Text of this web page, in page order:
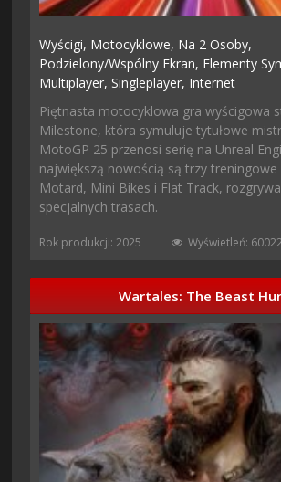
Wyścigi, Motocyklowe, Na 2 Osoby,
Podzielony/wspólny Ekran, Elementy
Multiplayer,Singleplayer, Internet
Piętnasta motocyklowa gra wyścigowa
Milestone, która symuluje tytułowe
MotoGP 25 przenosi serię na Unreal
największą nowością są trzy treningowe
Motard, Mini Bikes i Flat Track,
specjalnych trasach.
Rok produkcji: 2025 Wyświetleń: 60022
Wartales: The Beast